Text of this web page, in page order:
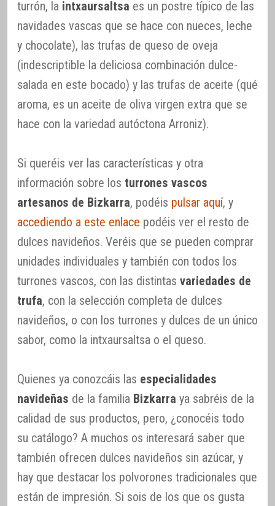
turrón, la intxaursaltsa es un postre típico de las
navidades vascas que se hace con nueces, leche
y chocolate), las trufas de queso de oveja
(indescriptible la deliciosa combinación dulce-
salada en este bocado) y las trufas de aceite (qué
aroma, es un aceite de oliva virgen extra que se
hace con la variedad autóctona Arroniz).
Si queréis ver las características y otra
información sobre los turrones vascos
artesanos de Bizkarra, podéis pulsar aquí, y
accediendo a este enlace podéis ver el resto de
dulces navideños. Veréis que se pueden comprar
unidades individuales y también con todos los
turrones vascos, con las distintas variedades de
trufa, con la selección completa de dulces
navideños, o con los turrones y dulces de un único
sabor, como la intxaursaltsa o el queso.
Quienes ya conozcáis las especialidades
navideñas de la familia Bizkarra ya sabréis de la
calidad de sus productos, pero, ¿conocéis todo
su catálogo? A muchos os interesará saber que
también ofrecen dulces navideños sin azúcar, y
hay que destacar los polvorones tradicionales que
están de impresión. Si sois de los que os gusta